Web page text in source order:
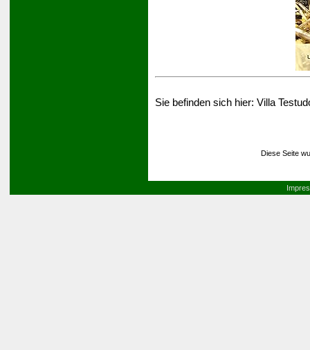
Sie befinden sich hier: Villa
Diese Seite